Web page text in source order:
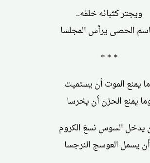
ويجتر كثبانه خلفه..
الحصى يرأس المجلسا
* * *
يمنع الموت أن يستميت
يمنع الحزن أن يخرسا
يدخل السوس نسغ الكروم
يسمل العوسج النرجسا